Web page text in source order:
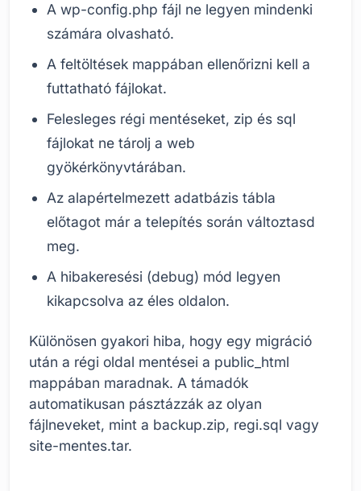
A wp-config.php fájl ne legyen mindenki
számára olvasható.
A feltöltések mappában ellenőrizni kell a
futtatható fájlokat.
Felesleges régi mentéseket, zip és sql
fájlokat ne tárolj a web
gyökérkönyvtárában.
Az alapértelmezett adatbázis tábla
előtagot már a telepítés során változtasd
meg.
A hibakeresési (debug) mód legyen
kikapcsolva az éles oldalon.
Különösen gyakori hiba, hogy egy migráció
után a régi oldal mentései a public_html
mappában maradnak. A támadók
automatikusan pásztázzák az olyan
fájlneveket, mint a backup.zip, regi.sql vagy
site-mentes.tar.